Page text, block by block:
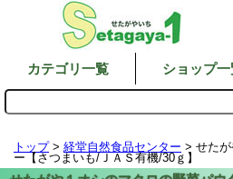
カテゴリ一覧 ショップ一
トップ> 経堂自然食品センター > せた
ー【さつまいも/ＪＡＳ有機/30ｇ】